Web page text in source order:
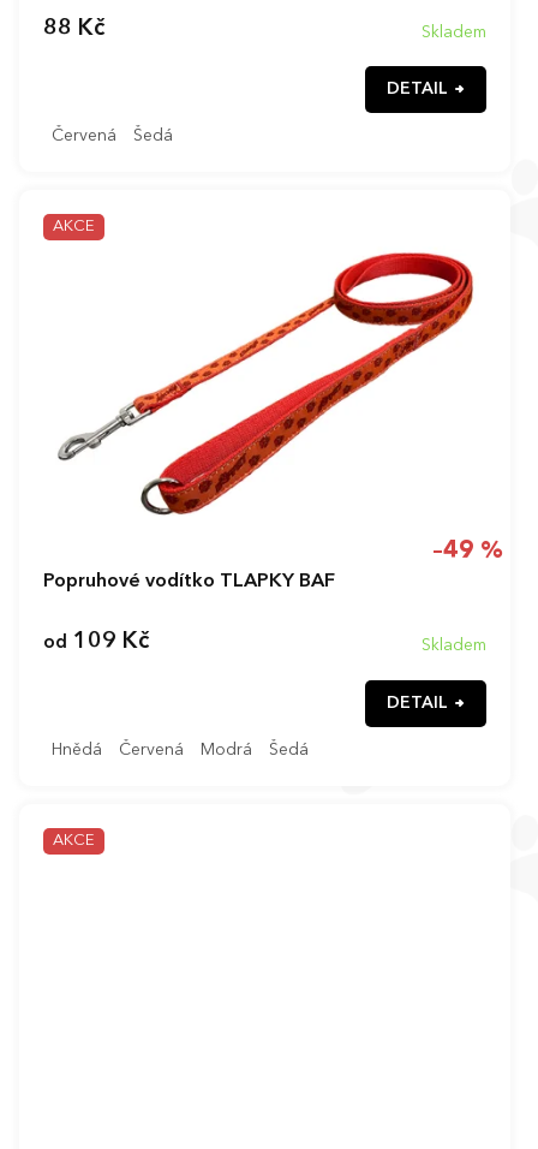
Skladem
88 Kč
DETAIL
Červená Šedá
AKCE
–49 %
Popruhové vodítko TLAPKY BAF
Skladem
od 109 Kč
DETAIL
Hnědá Červená Modrá Šedá
AKCE